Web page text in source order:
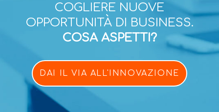
COGLIERE NUOVE
OPPORTUNITÀ DI BUSINESS.
COSA ASPETTI?
DAI IL VIA ALL'INNOVAZIONE